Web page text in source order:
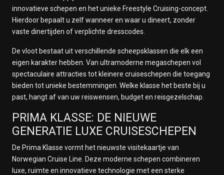
innovatieve schepen en het unieke Freestyle Cruising-concept.
Hierdoor bepaalt u zelf wanneer en waar u dineert, zonder
vaste dinertijden of verplichte dresscodes.
De vloot bestaat uit verschillende scheepsklassen die elk een
eigen karakter hebben. Van ultramoderne megaschepen vol
spectaculaire attracties tot kleinere cruiseschepen die toegang
bieden tot unieke bestemmingen. Welke klasse het beste bij u
past, hangt af van uw reiswensen, budget en reisgezelschap.
PRIMA KLASSE: DE NIEUWE
GENERATIE LUXE CRUISESCHEPEN
De Prima Klasse vormt het nieuwste visitekaartje van
Norwegian Cruise Line. Deze moderne schepen combineren
luxe, ruimte en innovatieve technologie met een sterke